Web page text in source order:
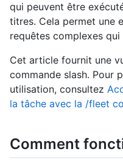
qui peuvent être
titres. Cela permet une
requêtes complexes
Cet article fournit une
commande slash. Pour
utilisation, consultez
la tâche avec la /fleet
Comment